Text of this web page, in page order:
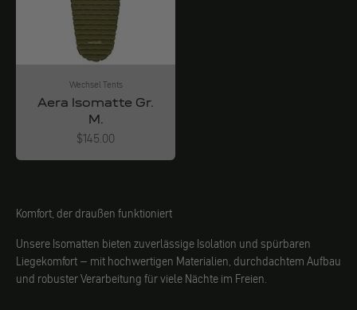
Wechsel Tents
Aera Isomatte Gr.
M.
Angebot
$145.00
Komfort, der draußen funktioniert
Unsere Isomatten bieten zuverlässige Isolation und spürbaren
Liegekomfort – mit hochwertigen Materialien, durchdachtem Aufbau
und robuster Verarbeitung für viele Nächte im Freien.